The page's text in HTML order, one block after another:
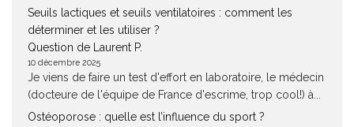
Seuils lactiques et seuils ventilatoires : comment les
déterminer et les utiliser ?
Question de Laurent P.
10 décembre 2025
Je viens de faire un test d'effort en laboratoire, le médecin
(docteure de l'équipe de France d'escrime, trop cool!) à...
Ostéoporose : quelle est l’influence du sport ?